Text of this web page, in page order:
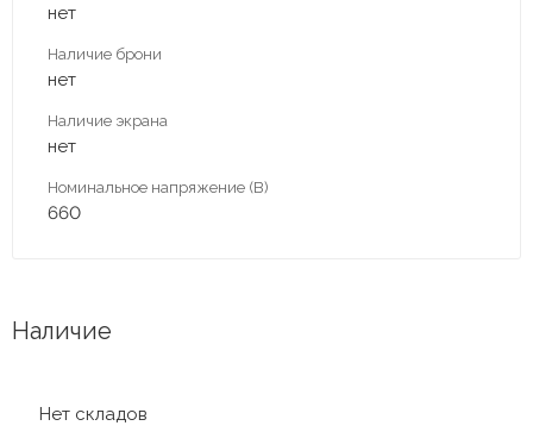
нет
Наличие брони
нет
Наличие экрана
нет
Номинальное напряжение (В)
660
Наличие
Нет складов